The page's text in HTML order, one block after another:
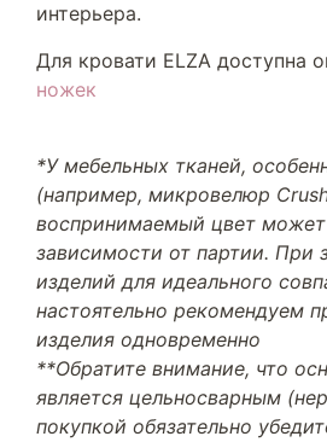
интерьера.
Для кровати ELZA доступна
ножек
*У мебельных тканей,
(например, микровелюр
воспринимаемый цвет может
зависимости от партии. При
изделий для идеального
настоятельно рекомендуем
изделия одновременно
**Обратите внимание, что
является цельносварным
покупкой обязательно